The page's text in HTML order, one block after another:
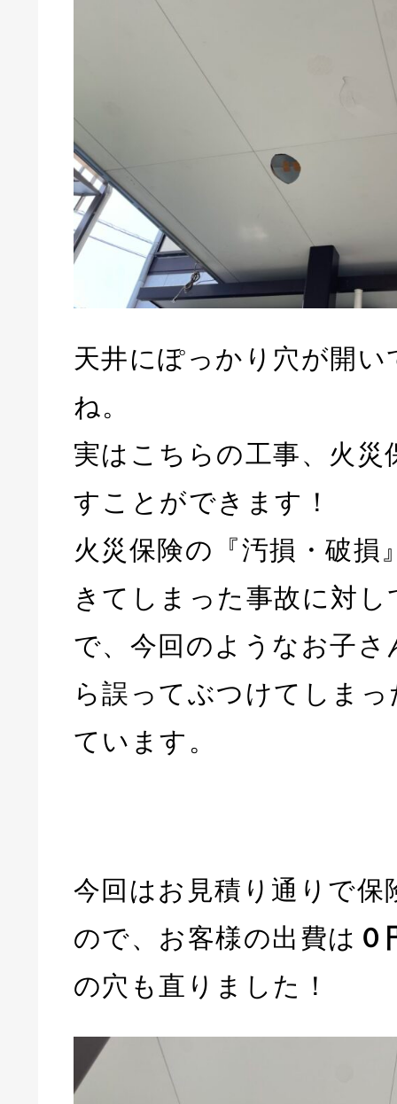
天井にぽっかり穴が開
ね。
実はこちらの工事、火災
すことができます！
火災保険の『汚損・破損
きてしまった事故に対
で、今回のようなお子
ら誤ってぶつけてしま
ています。
今回はお見積り通りで保
ので、お客様の出費は ０
の穴も直りました！